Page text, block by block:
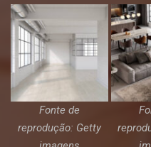
Fonte de
reprodução: Getty